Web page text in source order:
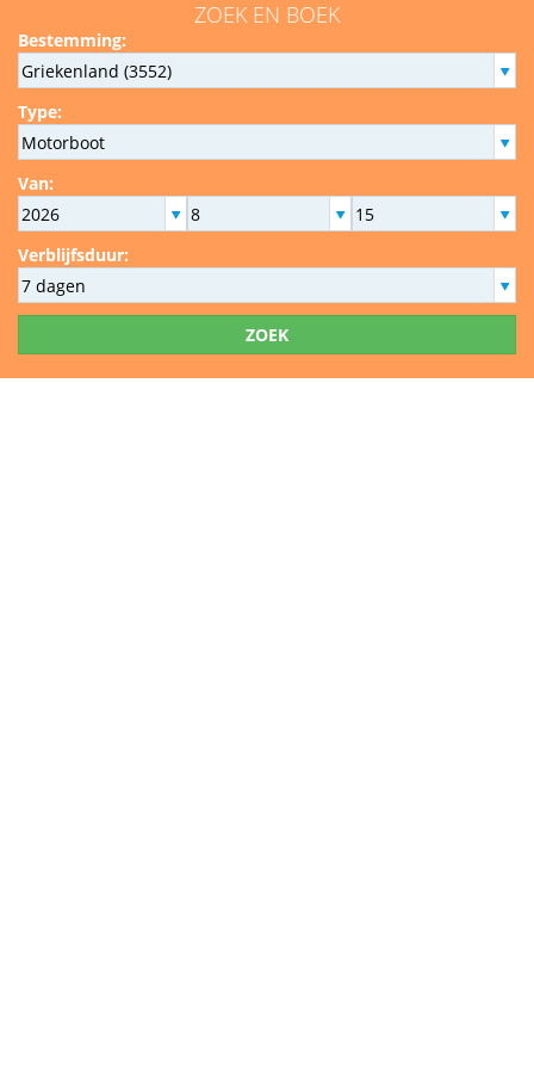
ZOEK EN BOEK
Bestemming:
Type:
Van:
Verblijfsduur:
ZOEK